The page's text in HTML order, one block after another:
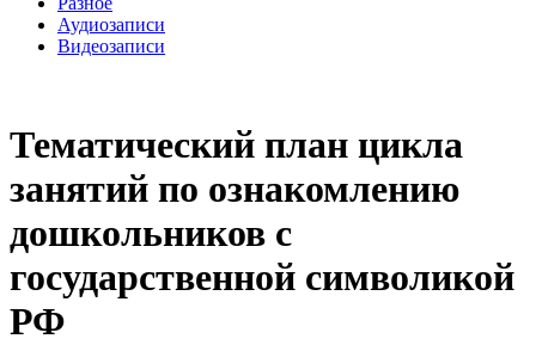
Аудиозаписи
Видеозаписи
Тематический план цикла
занятий по ознакомлению
дошкольников с
государственной символикой
РФ